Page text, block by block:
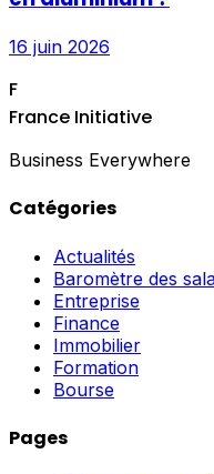
16 juin 2026
F
France Initiative
Business Everywhere
Catégories
Actualités
Baromètre des
Entreprise
Finance
Immobilier
Formation
Bourse
Pages